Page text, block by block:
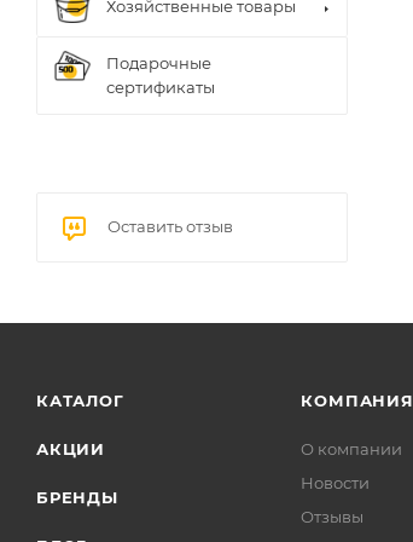
Хозяйственные товары
Подарочные
сертификаты
Оставить отзыв
КАТАЛОГ
АКЦИИ
БРЕНДЫ
КОМПАНИЯ
О компании
Новости
Отзывы